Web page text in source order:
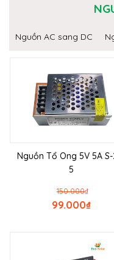
Nguồn AC sang DC
Nguồn Tổ Ong 5V 5A
5
₫
150.000
₫
99.000